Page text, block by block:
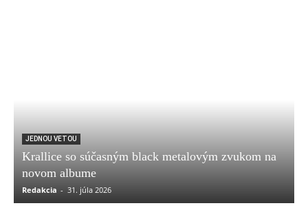
JEDNOU VETOU
Krallice so súčasným black metalovým zvukom na
novom albume
Redakcia - 31. júla 2026